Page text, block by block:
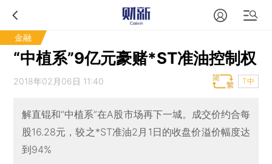
金融
“中植系”9亿元豪赌*ST准油控制权
2018年02月06日 11:40 T中
解直锟和“中植系”在A股市场再下一城。成交价约合每
股16.28元，较之*ST准油2月1日的收盘价溢价幅度达
到94%